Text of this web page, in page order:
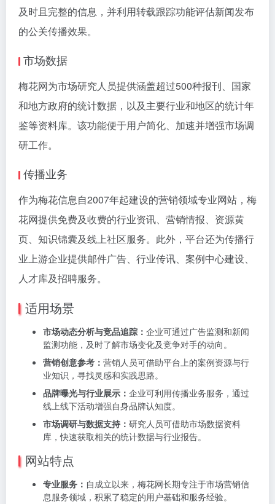
及时且完整的信息，并利用转载跟踪功能评估新闻发布
的公关传播效果。
市场数据
梅花网为市场研究人员提供涵盖超过500种报刊、国家
和地方政府的统计数据，以及主要行业和地区的统计年
鉴等资料库。该功能便于用户简化、加速并增强市场调
研工作。
传播业务
作为梅花信息自2007年起建设的营销领域专业网站，梅
花网提供免费及收费的行业资讯、营销情报、资源黄
页、知识锦囊及线上社区服务。此外，平台还为传播行
业上游企业提供邮件广告、行业传讯、案例中心建设、
人才库及招聘服务。
适用场景
市场动态分析与竞品追踪： 企业可通过广告监测和新闻
监测功能，及时了解市场变化及竞争对手的动向。
营销创意参考： 营销人员可借助平台上的案例资源与行
业知识，寻找灵感和实践思路。
品牌曝光与行业展示： 企业可利用传播业务服务，通过
线上线下活动增强自身品牌认知度。
市场调研与数据支持： 研究人员可借助市场数据资料
库，快速获取相关的统计数据与行业报告。
网站特点
专业服务： 自成立以来，梅花网长期专注于市场营销信
息服务领域，积累了稳定的用户基础和服务经验。